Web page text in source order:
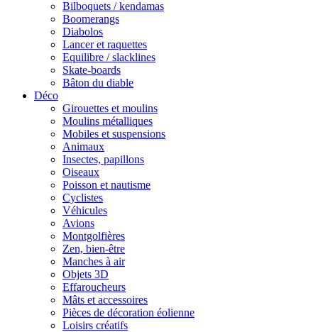
Bilboquets / kendamas
Boomerangs
Diabolos
Lancer et raquettes
Equilibre / slacklines
Skate-boards
Bâton du diable
Déco
Girouettes et moulins
Moulins métalliques
Mobiles et suspensions
Animaux
Insectes, papillons
Oiseaux
Poisson et nautisme
Cyclistes
Véhicules
Avions
Montgolfières
Zen, bien-être
Manches à air
Objets 3D
Effaroucheurs
Mâts et accessoires
Pièces de décoration éolienne
Loisirs créatifs